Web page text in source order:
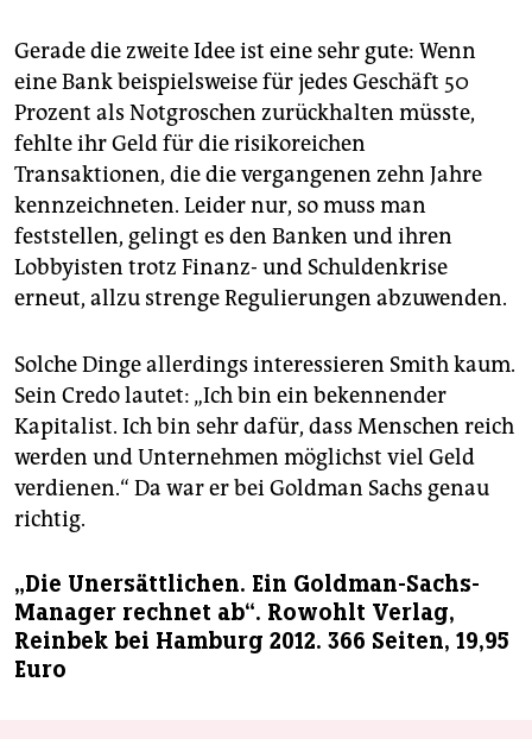
Gerade die zweite Idee ist eine sehr gute: Wenn
eine Bank beispielsweise für jedes Geschäft 50
Prozent als Notgroschen zurückhalten müsste,
fehlte ihr Geld für die risikoreichen
Transaktionen, die die vergangenen zehn Jahre
kennzeichneten. Leider nur, so muss man
feststellen, gelingt es den Banken und ihren
Lobbyisten trotz Finanz- und Schuldenkrise
erneut, allzu strenge Regulierungen abzuwenden.
Solche Dinge allerdings interessieren Smith kaum.
Sein Credo lautet: „Ich bin ein bekennender
Kapitalist. Ich bin sehr dafür, dass Menschen reich
werden und Unternehmen möglichst viel Geld
verdienen.“ Da war er bei Goldman Sachs genau
richtig.
„Die Unersättlichen. Ein Goldman-Sachs-
Manager rechnet ab“. Rowohlt Verlag,
Reinbek bei Hamburg 2012. 366 Seiten, 19,95
Euro